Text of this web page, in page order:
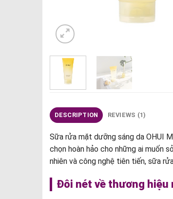
DESCRIPTION REVIEWS (1)
Sữa rửa mặt dưỡng sáng da OHUI
chọn hoàn hảo cho những ai muốn
nhiên và công nghệ tiên tiến, sữa
Đôi nét về thương hiệu